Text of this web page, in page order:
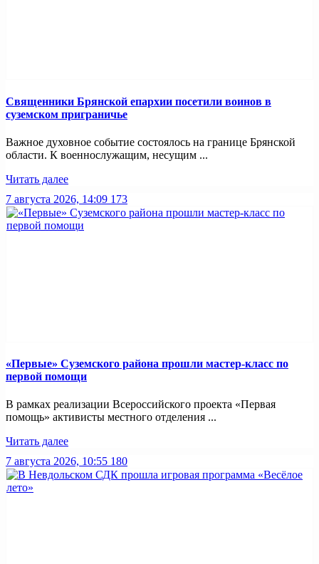
Священники Брянской епархии посетили воинов в
суземском приграничье
Важное духовное событие состоялось на границе Брянской
области. К военнослужащим, несущим ...
Читать далее
7 августа 2026, 14:09 173
«Первые» Суземского района прошли мастер-класс по
первой помощи
В рамках реализации Всероссийского проекта «Первая
помощь» активисты местного отделения ...
Читать далее
7 августа 2026, 10:55 180